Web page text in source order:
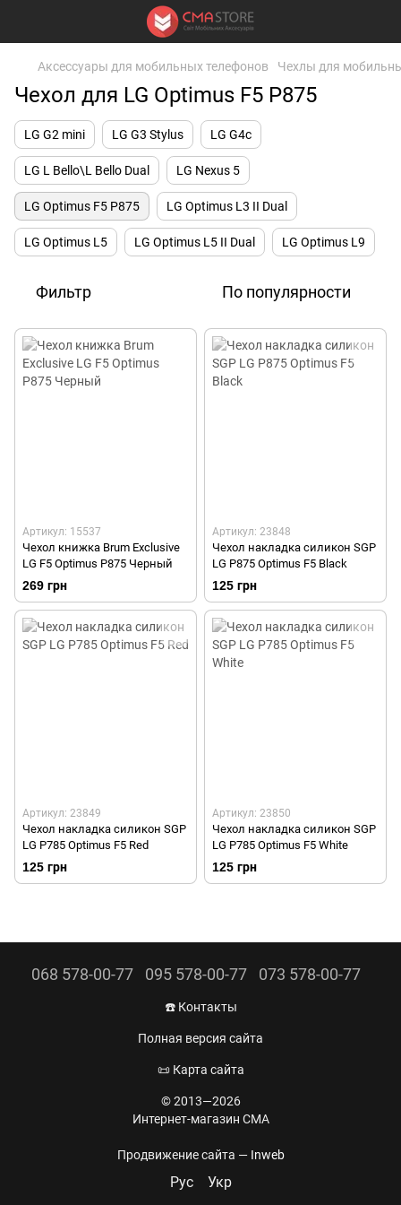
Аксессуары для мобильных телефонов Чехлы для
Чехол для LG Optimus F5 P875
LG G2 mini LG G3 Stylus LG G4c
LG L Bello\L Bello Dual LG Nexus 5
LG Optimus F5 P875 LG Optimus L3 II Dual
LG Optimus L5 LG Optimus L5 II Dual LG Optimus L9
Фильтр По популярности
Артикул: 15537
Чехол книжка Brum Exclusive
LG F5 Optimus P875 Черный
269 грн
Артикул: 23848
Чехол накладка силикон SGP
LG P875 Optimus F5 Black
125 грн
Артикул: 23849
Чехол накладка силикон SGP
LG P785 Optimus F5 Red
125 грн
Артикул: 23850
Чехол накладка силикон SGP
LG P785 Optimus F5 White
125 грн
068 578-00-77 095 578-00-77 073 578-00-77
☎️ Контакты
Полная версия сайта
📜 Карта сайта
© 2013—2026
Интернет-магазин CMA
Продвижение сайта — Inweb
Рус Укр